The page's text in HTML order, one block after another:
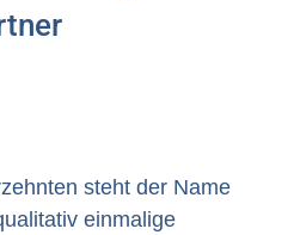
steht der Name
einmalige